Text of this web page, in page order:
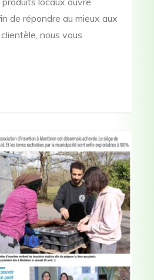
de répondre au mieux aux
nous vous